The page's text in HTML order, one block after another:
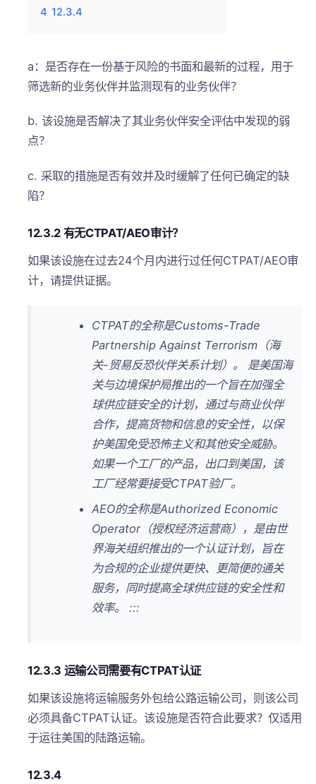
4 12.3.4
a：是否存在一份基于风险的书面和最新的过程，用于
筛选新的业务伙伴并监测现有的业务伙伴？
b. 该设施是否解决了其业务伙伴安全评估中发现的弱
点？
c. 采取的措施是否有效并及时缓解了任何已确定的缺
陷？
12.3.2 有无CTPAT/AEO审计？
如果该设施在过去24个月内进行过任何CTPAT/AEO审
计，请提供证据。
CTPAT的全称是Customs-Trade
Partnership Against Terrorism（海
关-贸易反恐伙伴关系计划）。 是美国海
关与边境保护局推出的一个旨在加强全
球供应链安全的计划，通过与商业伙伴
合作，提高货物和信息的安全性，以保
护美国免受恐怖主义和其他安全威胁。
如果一个工厂的产品，出口到美国，该
工厂经常要接受CTPAT验厂。
AEO的全称是Authorized Economic
Operator（授权经济运营商），是由世
界海关组织推出的一个认证计划，旨在
为合规的企业提供更快、更简便的通关
服务，同时提高全球供应链的安全性和
效率。 :::
12.3.3 运输公司需要有CTPAT认证
如果该设施将运输服务外包给公路运输公司，则该公司
必须具备CTPAT认证。该设施是否符合此要求？仅适用
于运往美国的陆路运输。
12.3.4